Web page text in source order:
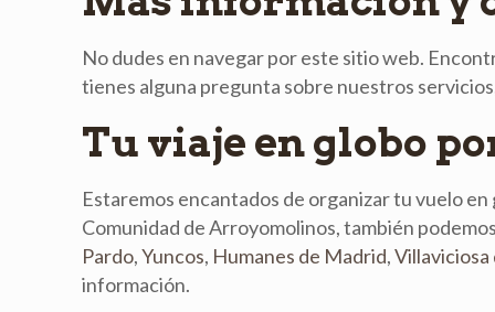
No dudes en navegar por este sitio web.
tienes alguna pregunta sobre nuestros
Tu viaje en globo
Estaremos encantados de organizar tu vuelo
Comunidad de Arroyomolinos, también
Pardo,Yuncos, Humanes de Madrid,Villaviciosa
información.